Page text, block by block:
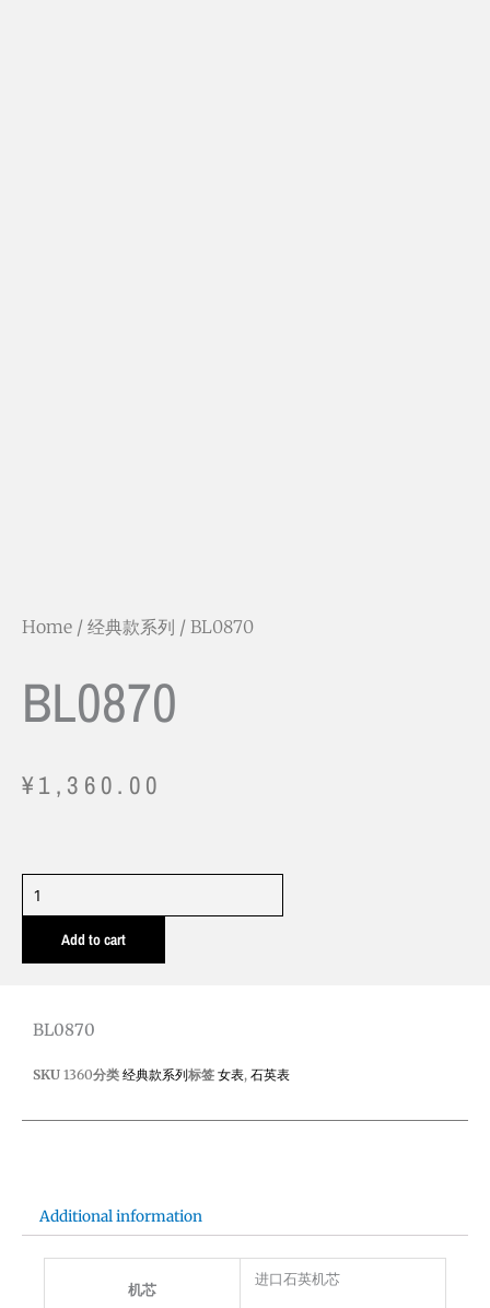
Home / 经典款系列 / BL0870
BL0870
¥1,360.00
BL0870
quantity
Add to cart
BL0870
SKU 1360分类 经典款系列标签 女表, 石英表
Additional information
机芯
进口石英机芯